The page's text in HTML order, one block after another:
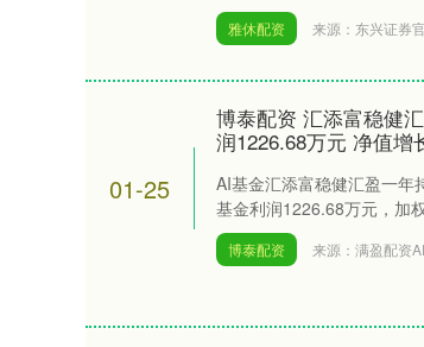
雅休配资 来源：东兴证券
01-25
博泰配资 汇添富稳健
润1226.68万元 净值增
AI基金汇添富稳健汇盈一
基金利润1226.68万元，加
博泰配资 来源：满盈配资